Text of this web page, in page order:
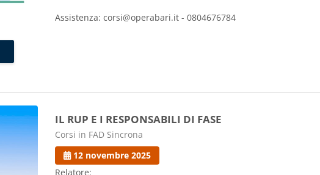
Assistenza: corsi@operabari.it - 0804676784
IL RUP E I RESPONSABILI DI FASE
Categoria di corsi
Corsi in FAD Sincrona
12 novembre 2025
Relatore: